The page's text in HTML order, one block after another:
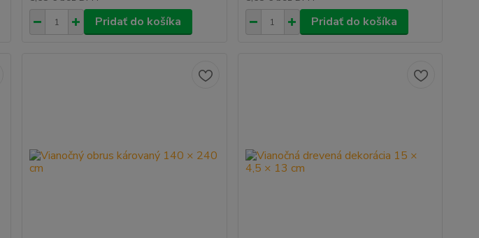
Pridať do košíka Pridať do košíka